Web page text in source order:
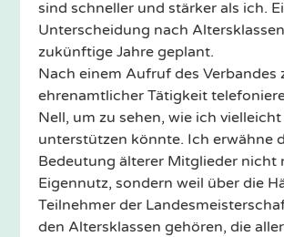
sind schneller und stärker als ich.
Unterscheidung nach
zukünftige Jahre geplant.
Nach einem Aufruf des Verbandes
ehrenamtlicher Tätigkeit
Nell, um zu sehen, wie ich vielleicht
unterstützen könnte. Ich erwähne
Bedeutung älterer Mitglieder nicht
Eigennutz, sondern weil über die
Teilnehmer der
den Altersklassen gehören, die